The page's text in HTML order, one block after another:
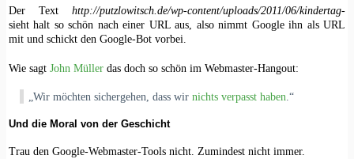
Der Texthttр://рutzlοwitsсh.dе/wp-cοntеnt/uрlοads/2011/06/kindеrtag-
sieht halt so schön nach einer URL aus, also nimmt Google ihn als URL
mit und schickt den Google-Bot vorbei.
Wie sagt John Müllerdas doch so schön im Webmaster-Hangout:
„Wir möchten sichergehen, dass wirnichts verpasst haben .“
Und die Moral von der Geschicht
Trau den Google-Webmaster-Tools nicht. Zumindest nicht immer.